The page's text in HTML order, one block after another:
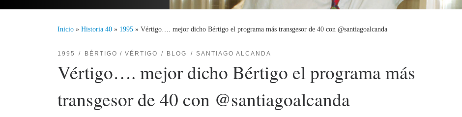
Inicio » Historia 40 » 1995 » Vértigo…. mejor dicho Bértigo el programa más transgesor de 40 con @santiagoalcanda
1995 BÉRTIGO / VÉRTIGO BLOG SANTIAGO ALCANDA
Vértigo…. mejor dicho Bértigo el programa más
transgesor de 40 con @santiagoalcanda